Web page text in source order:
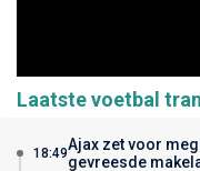
Laatste voetbal
18:49Ajax zet voor
gevreesde